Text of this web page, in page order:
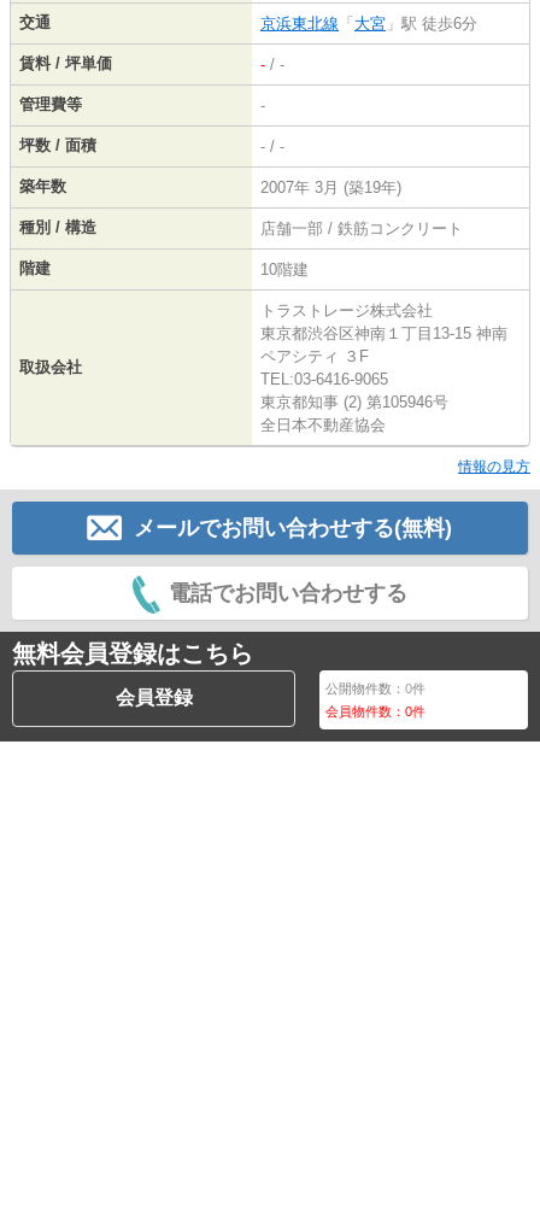
交通 京浜東北線 「 大宮 」駅 徒歩6分
賃料 / 坪単価 - / -
管理費等 -
坪数 / 面積 - / -
築年数 2007年 3月 (築19年)
種別 / 構造 店舗一部 / 鉄筋コンクリート
階建 10階建
取扱会社
トラストレージ株式会社
東京都渋谷区神南１丁目13-15 神南
ペアシティ ３F
TEL:03-6416-9065
東京都知事 (2) 第105946号
全日本不動産協会
情報の見方
メールでお問い合わせする(無料)
電話でお問い合わせする
無料会員登録はこちら
会員登録 公開物件数：0件
会員物件数：0件